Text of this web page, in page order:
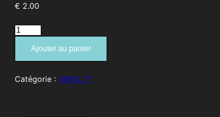
€ 2.00
quantité
GIROLAMOS
Ajouter au panier
Catégorie :VINYL 7″